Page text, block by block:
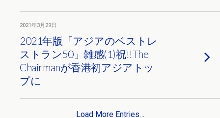
2021年3月29日
2021年版「アジアのベストレ
ストラン50」雑感(1)祝!!The
Chairmanが香港初アジアトッ
プに
Load More Entries…